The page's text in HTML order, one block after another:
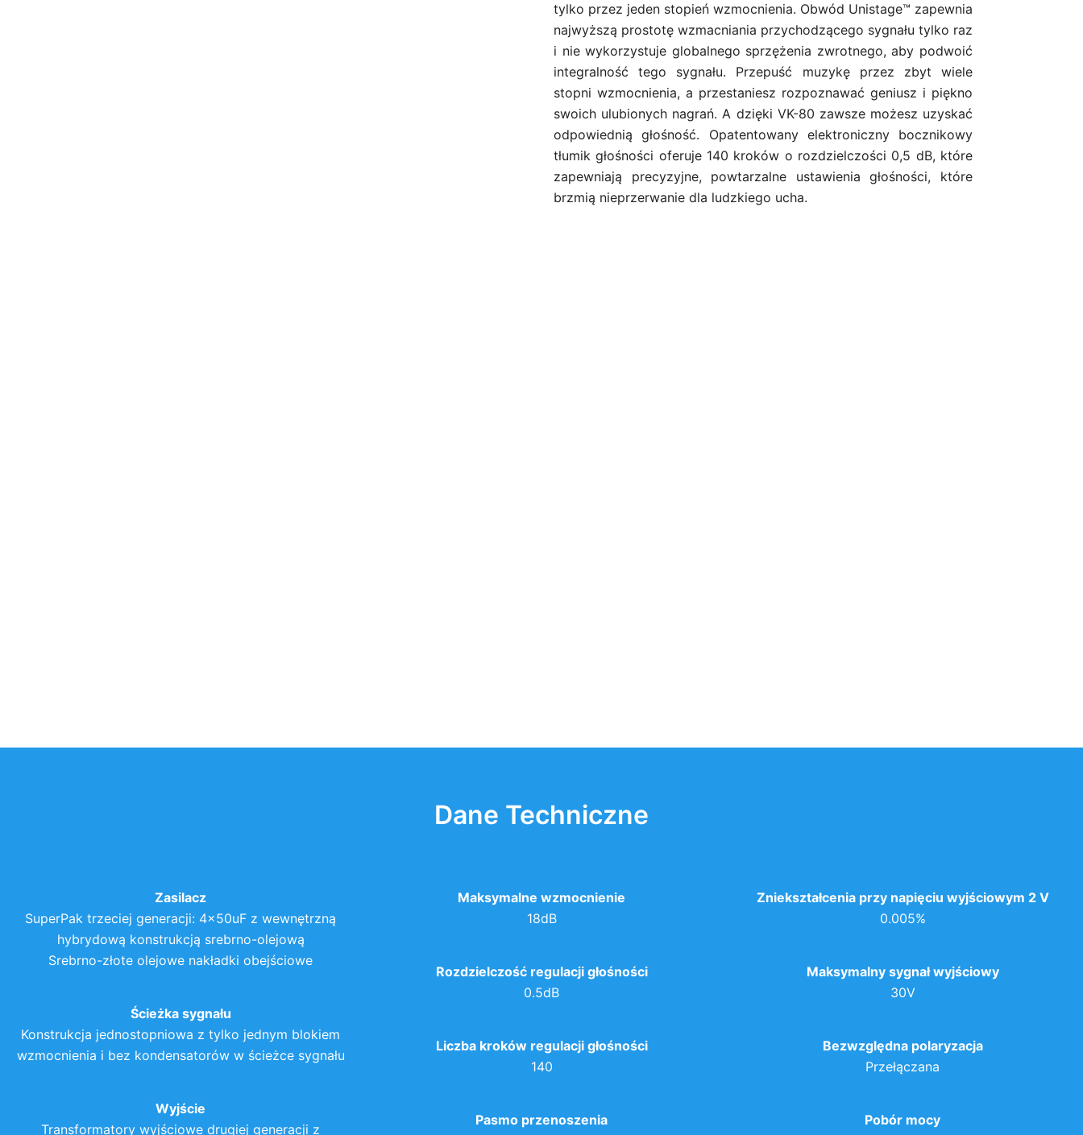
tylko przez jeden stopień wzmocnienia. Obwód Unistage™ zapewnia
najwyższą prostotę wzmacniania przychodzącego sygnału tylko raz
i nie wykorzystuje globalnego sprzężenia zwrotnego, aby podwoić
integralność tego sygnału. Przepuść muzykę przez zbyt wiele
stopni wzmocnienia, a przestaniesz rozpoznawać geniusz i piękno
swoich ulubionych nagrań. A dzięki VK-80 zawsze możesz uzyskać
odpowiednią głośność. Opatentowany elektroniczny bocznikowy
tłumik głośności oferuje 140 kroków o rozdzielczości 0,5 dB, które
zapewniają precyzyjne, powtarzalne ustawienia głośności, które
brzmią nieprzerwanie dla ludzkiego ucha.
Dane Techniczne
Zasilacz
SuperPak trzeciej generacji: 4x50uF z wewnętrzną
hybrydową konstrukcją srebrno-olejową
Srebrno-złote olejowe nakładki obejściowe
Ścieżka sygnału
Konstrukcja jednostopniowa z tylko jednym blokiem
wzmocnienia i bez kondensatorów w ścieżce sygnału
Wyjście
Transformatory wyjściowe drugiej generacji z
Maksymalne wzmocnienie
18dB
Rozdzielczość regulacji głośności
0.5dB
Liczba kroków regulacji głośności
140
Pasmo przenoszenia
Zniekształcenia przy napięciu wyjściowym 2 V
0.005%
Maksymalny sygnał wyjściowy
30V
Bezwzględna polaryzacja
Przełączana
Pobór mocy